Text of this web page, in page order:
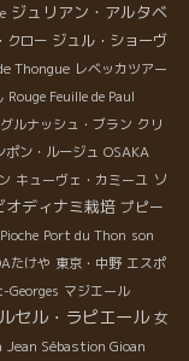
ジュリアン・アルタベ
クロー ジュル・ショーヴ
Thongue レベッカツアー
Rouge Feuille de Paul
グルナッシュ・ブラン クリ
ポン・ルージュ OSAKA
キューヴェ・カミーユ ソ
オディナミ栽培 プピー
Port du Thon son
たけや 東京・中野 エスポ
マジエール
セル・ラピエール 女
Jean Sébastion Gioan